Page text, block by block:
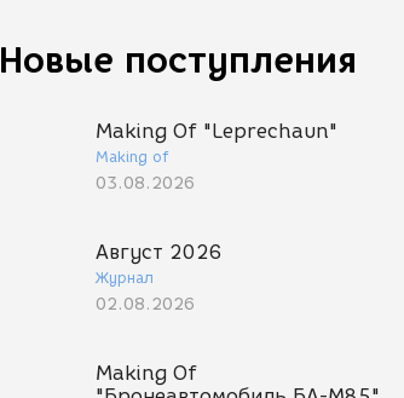
Новые поступления
Making Of "Leprechaun"
Making of
03.08.2026
Август 2026
Журнал
02.08.2026
Making Of